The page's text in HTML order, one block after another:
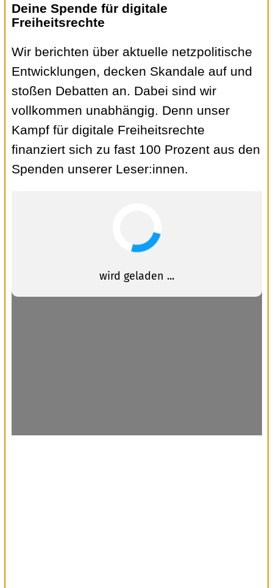
Deine Spende für digitale
Freiheitsrechte
Wir berichten über aktuelle netzpolitische
Entwicklungen, decken Skandale auf und
stoßen Debatten an. Dabei sind wir
vollkommen unabhängig. Denn unser
Kampf für digitale Freiheitsrechte
finanziert sich zu fast 100 Prozent aus den
Spenden unserer Leser:innen.